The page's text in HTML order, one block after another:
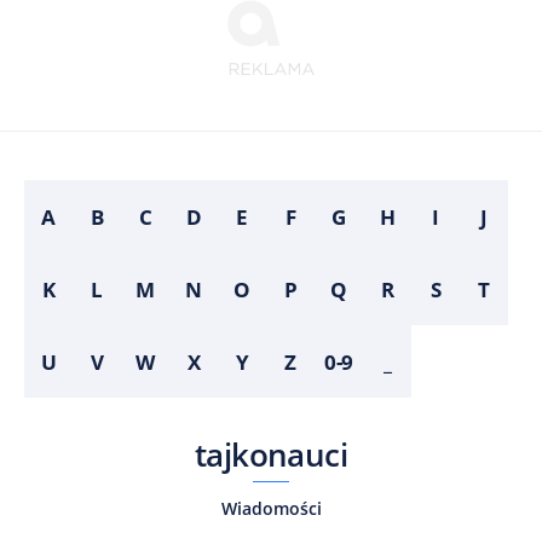
A B C D E F G H I J
K L M N O P Q R S T
U V W X Y Z 0-9
tajkonauci
Wiadomości